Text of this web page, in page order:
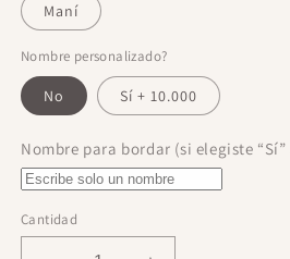
Maní
Nombre personalizado?
No Sí + 10.000
Nombre para bordar (si elegiste
Cantidad